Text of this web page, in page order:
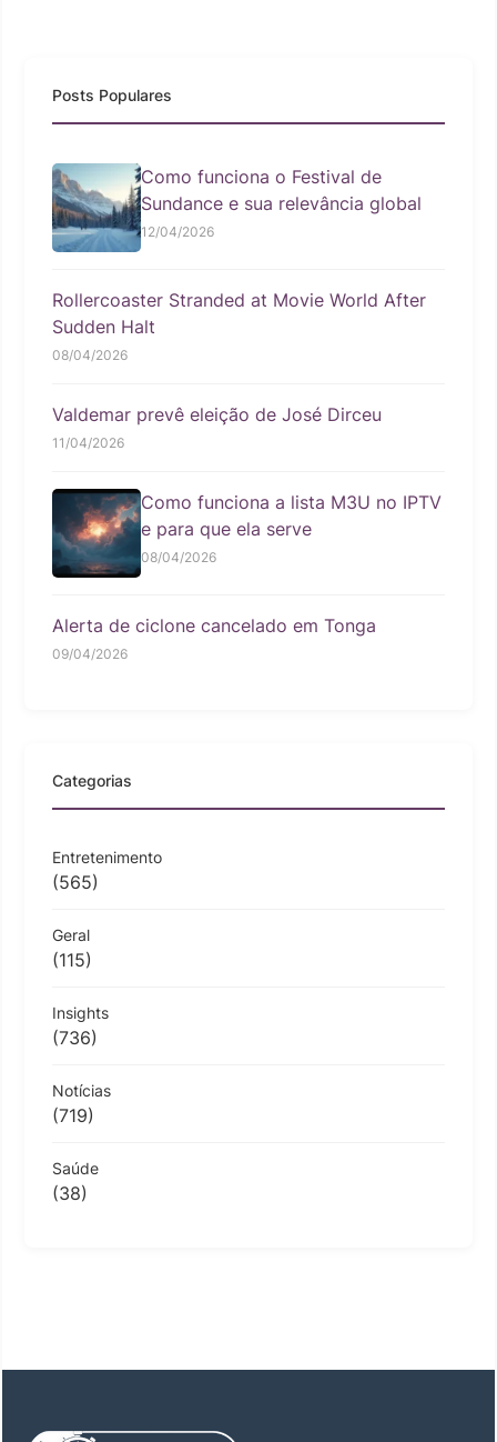
Posts Populares
Como funciona o Festival de
Sundance e sua relevância global
12/04/2026
Rollercoaster Stranded at Movie World After
Sudden Halt
08/04/2026
Valdemar prevê eleição de José Dirceu
11/04/2026
Como funciona a lista M3U no IPTV
e para que ela serve
08/04/2026
Alerta de ciclone cancelado em Tonga
09/04/2026
Categorias
Entretenimento
(565)
Geral
(115)
Insights
(736)
Notícias
(719)
Saúde
(38)